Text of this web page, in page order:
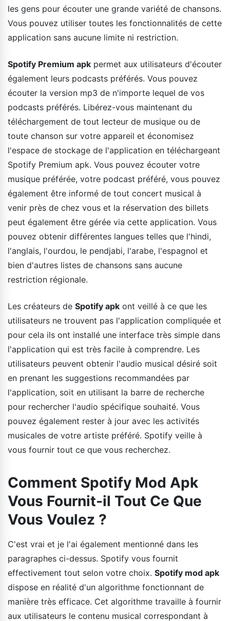
les gens pour écouter une grande variété de chansons.
Vous pouvez utiliser toutes les fonctionnalités de cette
application sans aucune limite ni restriction.
Spotify Premium apk permet aux utilisateurs d'écouter
également leurs podcasts préférés. Vous pouvez
écouter la version mp3 de n'importe lequel de vos
podcasts préférés. Libérez-vous maintenant du
téléchargement de tout lecteur de musique ou de
toute chanson sur votre appareil et économisez
l'espace de stockage de l'application en téléchargeant
Spotify Premium apk. Vous pouvez écouter votre
musique préférée, votre podcast préféré, vous pouvez
également être informé de tout concert musical à
venir près de chez vous et la réservation des billets
peut également être gérée via cette application. Vous
pouvez obtenir différentes langues telles que l'hindi,
l'anglais, l'ourdou, le pendjabi, l'arabe, l'espagnol et
bien d'autres listes de chansons sans aucune
restriction régionale.
Les créateurs de Spotify apk ont veillé à ce que les
utilisateurs ne trouvent pas l'application compliquée et
pour cela ils ont installé une interface très simple dans
l'application qui est très facile à comprendre. Les
utilisateurs peuvent obtenir l'audio musical désiré soit
en prenant les suggestions recommandées par
l'application, soit en utilisant la barre de recherche
pour rechercher l'audio spécifique souhaité. Vous
pouvez également rester à jour avec les activités
musicales de votre artiste préféré. Spotify veille à
vous fournir tout ce que vous recherchez.
Comment Spotify Mod Apk
Vous Fournit-il Tout Ce Que
Vous Voulez ?
C'est vrai et je l'ai également mentionné dans les
paragraphes ci-dessus. Spotify vous fournit
effectivement tout selon votre choix. Spotify mod apk
dispose en réalité d'un algorithme fonctionnant de
manière très efficace. Cet algorithme travaille à fournir
aux utilisateurs le contenu musical correspondant à